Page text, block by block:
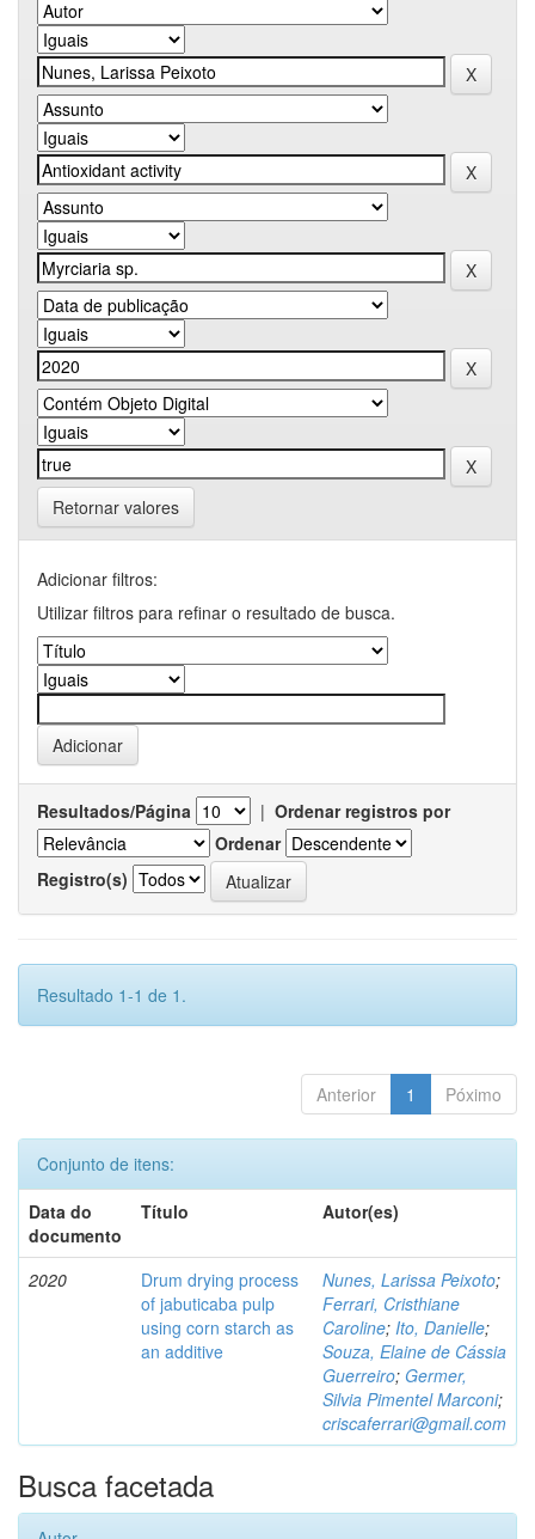
Retornar valores
Adicionar filtros:
Utilizar filtros para refinar o resultado de busca.
Resultados/Página | Ordenar registros por
Ordenar
Registro(s)
Resultado 1-1 de 1.
Anterior 1 Póximo
Conjunto de itens:
Data do
documento
Título Autor(es)
2020
Drum drying process
of jabuticaba pulp
using corn starch as
an additive
Nunes, Larissa Peixoto;
Ferrari, Cristhiane
Caroline; Ito, Danielle;
Souza, Elaine de Cássia
Guerreiro; Germer,
Silvia Pimentel Marconi;
criscaferrari@gmail.com
Busca facetada